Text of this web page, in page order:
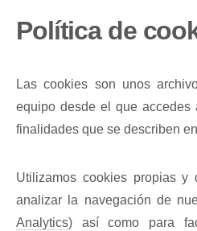
Política de
Las cookies son unos
equipo desde el que
finalidades que se describen
Utilizamos cookies propias y
analizar la navegación de
Analytics) así como para